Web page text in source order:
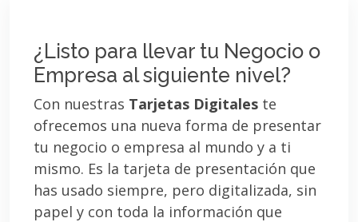
¿Listo para llevar tu Negocio o
Empresa al siguiente nivel?
Con nuestras Tarjetas Digitales te
ofrecemos una nueva forma de presentar
tu negocio o empresa al mundo y a ti
mismo. Es la tarjeta de presentación que
has usado siempre, pero digitalizada, sin
papel y con toda la información que